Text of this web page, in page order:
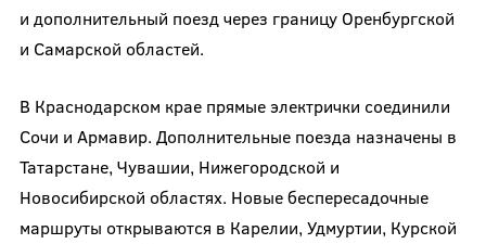
и дополнительный поезд через границу Оренбургской
и Самарской областей.
В Краснодарском крае прямые электрички соединили
Сочи и Армавир. Дополнительные поезда назначены в
Татарстане, Чувашии, Нижегородской и
Новосибирской областях. Новые беспересадочные
маршруты открываются в Карелии, Удмуртии, Курской